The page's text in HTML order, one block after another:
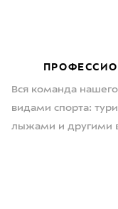
Вся команда
видами спорта:
лыжами и другими